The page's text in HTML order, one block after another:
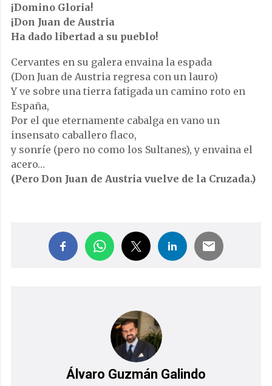
¡Domino Gloria!
¡Don Juan de Austria
Ha dado libertad a su pueblo!
Cervantes en su galera envaina la espada
(Don Juan de Austria regresa con un lauro)
Y ve sobre una tierra fatigada un camino roto en
España,
Por el que eternamente cabalga en vano un
insensato caballero flaco,
y sonríe (pero no como los Sultanes), y envaina el
acero…
(Pero Don Juan de Austria vuelve de la Cruzada.)
Álvaro Guzmán Galindo